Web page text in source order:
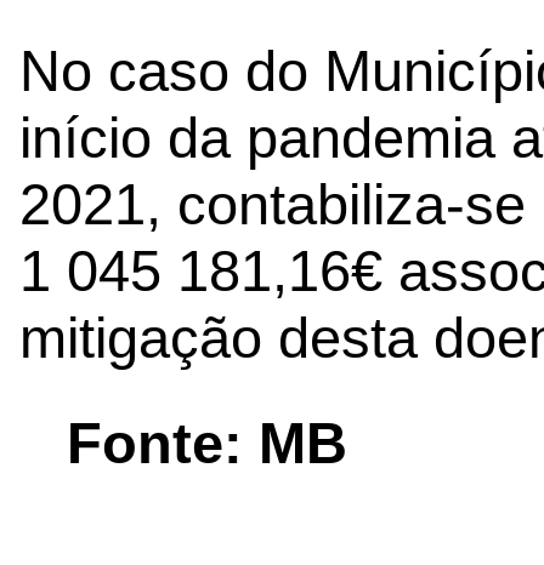
No caso do
início da pandemia
2021, contabiliza-
1 045 181,16€
mitigação desta
Fonte: MB